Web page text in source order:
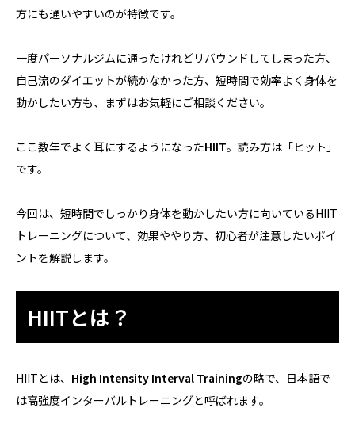
方にも通いやすいのが特徴です。
一度パーソナルジムに通ったけれどリバウンドしてしまった方、
自己流のダイエットが続かなかった方、短時間で効率よく身体を
動かしたい方も、まずはお気軽にご相談ください。
ここ数年でよく耳にするようになったHIIT。読み方は「ヒット」
です。
今回は、短時間でしっかり身体を動かしたい方に向いているHIIT
トレーニングについて、効果ややり方、初心者が注意したいポイ
ントを解説します。
HIITとは？
HIITとは、 High Intensity Interval Trainingの略で、日本語で
は高強度インターバルトレーニングと呼ばれます。